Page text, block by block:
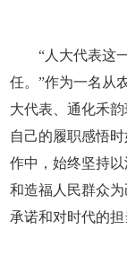
“人大代表这一
任。”作为一名从
大代表、通化禾
自己的履职感悟
作中，始终坚持
和造福人民群众
承诺和对时代的担